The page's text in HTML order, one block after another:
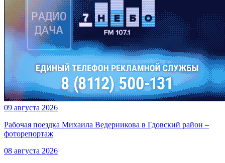
09 августа 2026
Рабочая поездка Михаила Ведерникова в Гдовский район –
фоторепортаж
08 августа 2026